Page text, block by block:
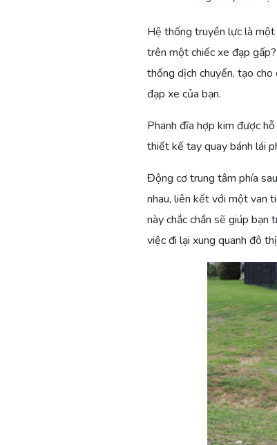
Hệ thống truyền lực là
trên một chiếc xe đạp
thống dịch chuyển, tạo
đạp xe của bạn.
Phanh đĩa hợp kim được
thiết kế tay quay bánh lái
Động cơ trung tâm phía
nhau, liên kết với một van
này chắc chắn sẽ giúp
việc đi lại xung quanh đô